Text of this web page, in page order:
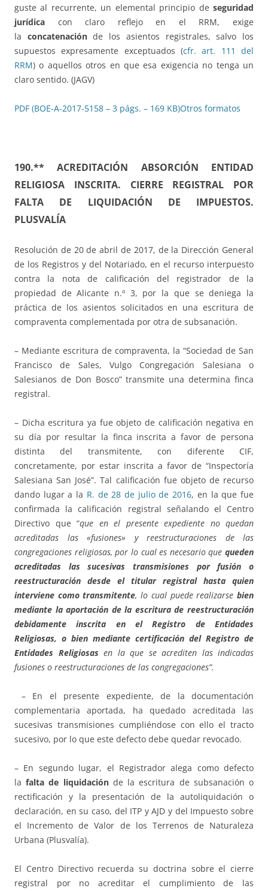
guste al recurrente, un elemental principio de seguridad
jurídica con claro reflejo en el RRM, exige
la concatenaciónde los asientos registrales, salvo los
supuestos expresamente exceptuados (cfr. art. 111 del
RRM) o aquellos otros en que esa exigencia no tenga un
claro sentido. (JAGV)
PDF (BOE-A-2017-5158 – 3 págs. – 169 KB)Otros formatos
190.** ACREDITACIÓN ABSORCIÓN ENTIDAD
RELIGIOSA INSCRITA. CIERRE REGISTRAL POR
FALTA DE LIQUIDACIÓN DE IMPUESTOS.
PLUSVALÍA
Resolución de 20 de abril de 2017, de la Dirección General
de los Registros y del Notariado, en el recurso interpuesto
contra la nota de calificación del registrador de la
propiedad de Alicante n.º 3, por la que se deniega la
práctica de los asientos solicitados en una escritura de
compraventa complementada por otra de subsanación.
– Mediante escritura de compraventa, la “Sociedad de San
Francisco de Sales, Vulgo Congregación Salesiana o
Salesianos de Don Bosco” transmite una determina finca
registral.
– Dicha escritura ya fue objeto de calificación negativa en
su día por resultar la finca inscrita a favor de persona
distinta del transmitente, con diferente CIF,
concretamente, por estar inscrita a favor de “Inspectoría
Salesiana San José”. Tal calificación fue objeto de recurso
dando lugar a la R. de 28 de julio de 2016, en la que fue
confirmada la calificación registral señalando el Centro
Directivo que “que en el presente expediente no quedan
acreditadas las «fusiones» y reestructuraciones de las
congregaciones religiosas, por lo cual es necesario que queden
acreditadas las sucesivas transmisiones por fusión o
reestructuración desde el titular registral hasta quien
interviene como transmitente, lo cual puede realizarsebien
mediante la aportación de la escritura de reestructuración
debidamente inscrita en el Registro de Entidades
Religiosas, o bien mediante certificación del Registro de
Entidades Religiosas en la que se acrediten las indicadas
fusiones o reestructuraciones de las congregaciones”.
– En el presente expediente, de la documentación
complementaria aportada, ha quedado acreditada las
sucesivas transmisiones cumpliéndose con ello el tracto
sucesivo, por lo que este defecto debe quedar revocado.
– En segundo lugar, el Registrador alega como defecto
lafalta de liquidaciónde la escritura de subsanación o
rectificación y la presentación de la autoliquidación o
declaración, en su caso, del ITP y AJD y del Impuesto sobre
el Incremento de Valor de los Terrenos de Naturaleza
Urbana (Plusvalía).
El Centro Directivo recuerda su doctrina sobre el cierre
registral por no acreditar el cumplimiento de las